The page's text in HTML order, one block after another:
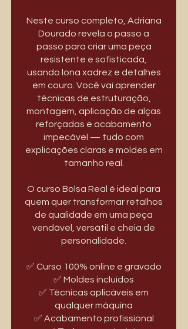
Neste curso completo, Adriana
Dourado revela o passo a
passo para criar uma peça
resistente e sofisticada,
usando lona xadrez e detalhes
em couro. Você vai aprender
técnicas de estruturação,
montagem, aplicação de alças
reforçadas e acabamento
impecável — tudo com
explicações claras e moldes em
tamanho real.
O curso Bolsa Real é ideal para
quem quer transformar retalhos
de qualidade em uma peça
vendável, versátil e cheia de
personalidade.
✅ Curso 100% online e gravado
✅ Moldes incluídos
✅ Técnicas aplicáveis em
qualquer máquina
✅ Acabamento profissional